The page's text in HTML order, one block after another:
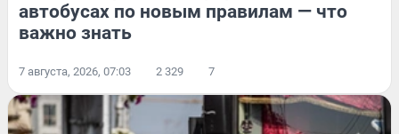
автобусах по новым правилам — что
важно знать
7 августа, 2026, 07:03 2 329 7